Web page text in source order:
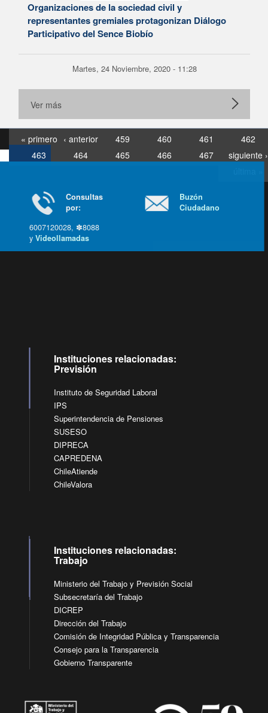
Organizaciones de la sociedad civil y
representantes gremiales protagonizan Diálogo
Participativo del Sence Biobío
Martes, 24 Noviembre, 2020 - 11:28
Ver más
« primero ‹ anterior 459 460 461
462
463
464 465 466 467
siguiente ›
Consultas
por:
6007120028, ✽8088
yVideollamadas
Buzón
Ciudadano
Instituciones relacionadas:
Previsión
Instituto de Seguridad Laboral
IPS
Superintendencia de Pensiones
SUSESO
DIPRECA
CAPREDENA
ChileAtiende
ChileValora
Instituciones relacionadas:
Trabajo
Ministerio del Trabajo y Previsión Social
Subsecretaría del Trabajo
DICREP
Dirección del Trabajo
Comisión de Integridad Pública y Transparencia
Consejo para la Transparencia
Gobierno Transparente